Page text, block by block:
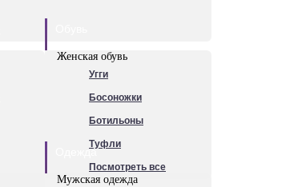
Женская обувь
Угги
Босоножки
Ботильоны
Туфли
Посмотреть все
Одежда
Мужская одежда